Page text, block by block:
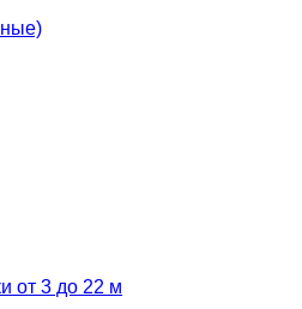
от 3 до 22 м